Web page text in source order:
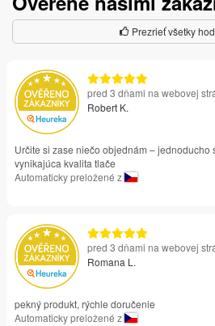
Prezrieť všetky
pred 3 dňami na webovej
Robert K.
Určite si zase niečo objednám – jednoducho
vynikajúca kvalita tlače
Automaticky preložené z
pred 3 dňami na webovej
Romana L.
pekný produkt, rýchle doručenie
Automaticky preložené z